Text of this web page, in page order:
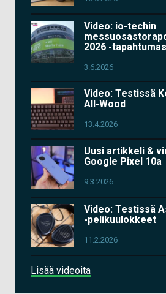
Video: io-techin
2026 -
3.6.2026
Video: Testissä
All-Wood
13.4.2026
Uusi artikkeli &
Google Pixel 10a
9.3.2026
Video: Testissä
-pelikuulokkeet
11.2.2026
Lisää videoita